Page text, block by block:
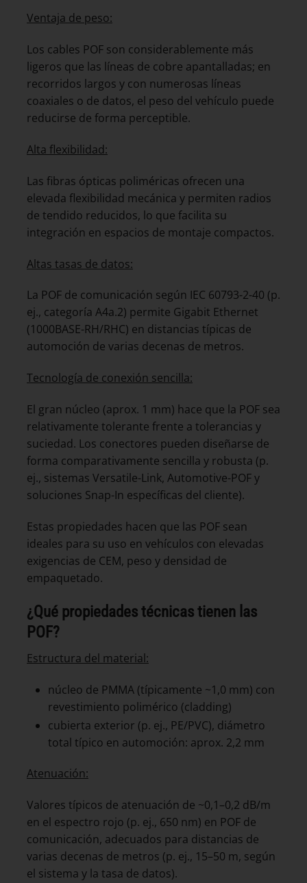
Ventaja de peso:
Los cables POF son considerablemente más
ligeros que las líneas de cobre apantalladas; en
recorridos largos y con numerosas líneas
coaxiales o de datos, el peso del vehículo puede
reducirse de forma perceptible.
Alta flexibilidad:
Las fibras ópticas poliméricas ofrecen una
elevada flexibilidad mecánica y permiten radios
de tendido reducidos, lo que facilita su
integración en espacios de montaje compactos.
Altas tasas de datos:
La POF de comunicación según IEC 60793-2-40 (p.
ej., categoría A4a.2) permite Gigabit Ethernet
(1000BASE-RH/RHC) en distancias típicas de
automoción de varias decenas de metros.
Tecnología de conexión sencilla:
El gran núcleo (aprox. 1 mm) hace que la POF sea
relativamente tolerante frente a tolerancias y
suciedad. Los conectores pueden diseñarse de
forma comparativamente sencilla y robusta (p.
ej., sistemas Versatile-Link, Automotive-POF y
soluciones Snap-In específicas del cliente).
Estas propiedades hacen que las POF sean
ideales para su uso en vehículos con elevadas
exigencias de CEM, peso y densidad de
empaquetado.
¿Qué propiedades técnicas tienen las
POF?
Estructura del material:
núcleo de PMMA (típicamente ~1,0 mm) con
revestimiento polimérico (cladding)
cubierta exterior (p. ej., PE/PVC), diámetro
total típico en automoción: aprox. 2,2 mm
Atenuación:
Valores típicos de atenuación de ~0,1–0,2 dB/m
en el espectro rojo (p. ej., 650 nm) en POF de
comunicación, adecuados para distancias de
varias decenas de metros (p. ej., 15–50 m, según
el sistema y la tasa de datos).